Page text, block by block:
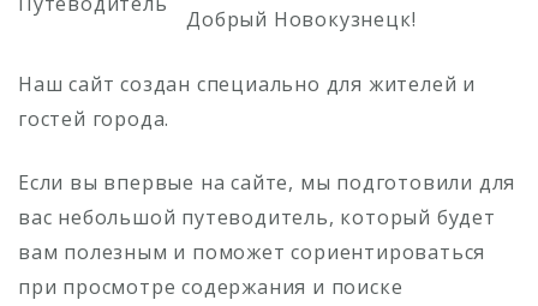
Добрый Новокузнецк!
Наш сайт создан специально для жителей и
гостей города.
Если вы впервые на сайте, мы подготовили для
вас небольшой путеводитель, который будет
вам полезным и поможет сориентироваться
при просмотре содержания и поиске